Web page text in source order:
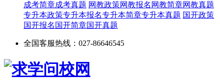
成考简章成考真题 网教政策网教报名 网教简章网教真题
专升本政策专升本报名专升本简章专升本真题 国开政策
国开报名 国开简章国开真题
全国客服热线：027-86646545